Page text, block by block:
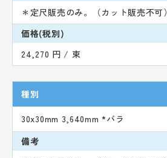
＊定尺販売のみ。（カット販売不可）
価格(税別)
24,270 円 / 束
種別
30x30mm 3,640mm *バラ
備考